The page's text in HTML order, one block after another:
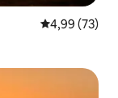
Évaluation
4,99 (73)